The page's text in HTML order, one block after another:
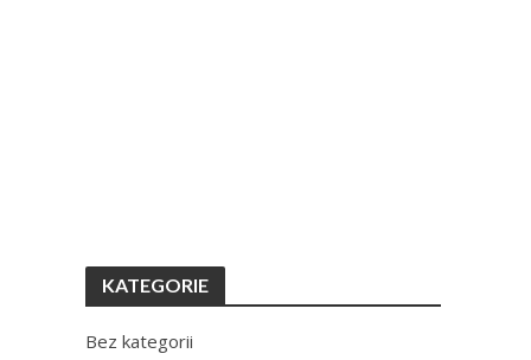
KATEGORIE
Bez kategorii